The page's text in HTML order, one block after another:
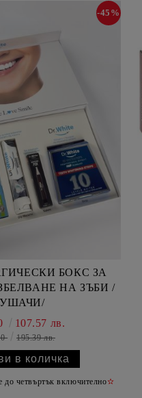
БОКС ЗА
НА ЗЪБИ /
-45%
107.57 лв.
195.39 лв.
до четвъртък включително✫